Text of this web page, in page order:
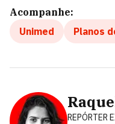
Acompanhe:
Unimed
Planos
REPÓRTER